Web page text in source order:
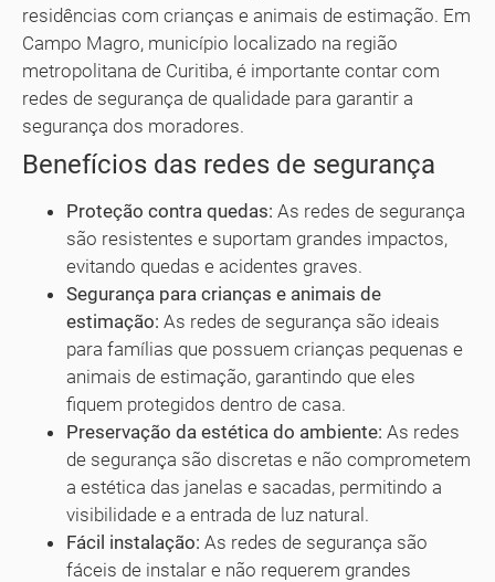
residências com crianças e animais de estimação. Em
Campo Magro, município localizado na região
metropolitana de Curitiba, é importante contar com
redes de segurança de qualidade para garantir a
segurança dos moradores.
Benefícios das redes de segurança
Proteção contra quedas: As redes de segurança
são resistentes e suportam grandes impactos,
evitando quedas e acidentes graves.
Segurança para crianças e animais de
estimação: As redes de segurança são ideais
para famílias que possuem crianças pequenas e
animais de estimação, garantindo que eles
fiquem protegidos dentro de casa.
Preservação da estética do ambiente: As redes
de segurança são discretas e não comprometem
a estética das janelas e sacadas, permitindo a
visibilidade e a entrada de luz natural.
Fácil instalação: As redes de segurança são
fáceis de instalar e não requerem grandes